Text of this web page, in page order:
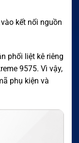
kết nối nguồn
phối liệt kê riêng
9575. Vì vậy,
phụ kiện và